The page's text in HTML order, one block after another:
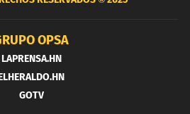
OPSA
LAPRENSA.HN
GOTV